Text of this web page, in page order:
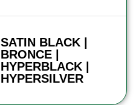
SATIN BLACK |
BRONCE |
HYPERBLACK |
HYPERSILVER